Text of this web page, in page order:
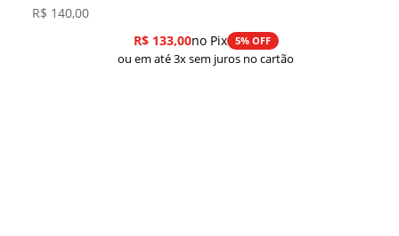
R$ 140,00
R$133,00no Pix 5% OFF
ou em até 3x sem juros no cartão